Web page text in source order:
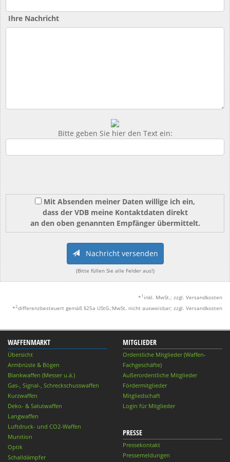
Ihre Nachricht
Bitte geben Sie hier den Text ein:
Mit Absenden meiner Daten willige ich ein,
dass der VDB meine Kontaktdaten direkt
an den oben genannten Empfänger übermittelt.
Nachricht versenden
(Bitte füllen Sie alle Felder aus!)
* 1 inkl. MwSt.; zzgl. Versandkosten
*2differenzbesteuert gemäß §25a UStG.;MwSt. nicht ausweisbar; zzgl. Versandkosten
WAFFENMARKT
Übersicht
Armbrüste & Bögen
Blankwaffen (Messer u.ä.)
Gas-, Signal-, Schreckschusswaffen
Kurzwaffen
Deko- & Salutwaffen
Langwaffen
Luftdruck- und CO2-Waffen
Munition
Optik
Schalldämpfer
MITGLIEDER
Ordentliche Mitglieder (Waffen-
Fachgeschäfte)
Außerordentliche Mitglieder
Fördermitglieder
Mitgliedschaft
Login für Mitglieder
PRESSE
Pressekontakt
Pressemeldungen